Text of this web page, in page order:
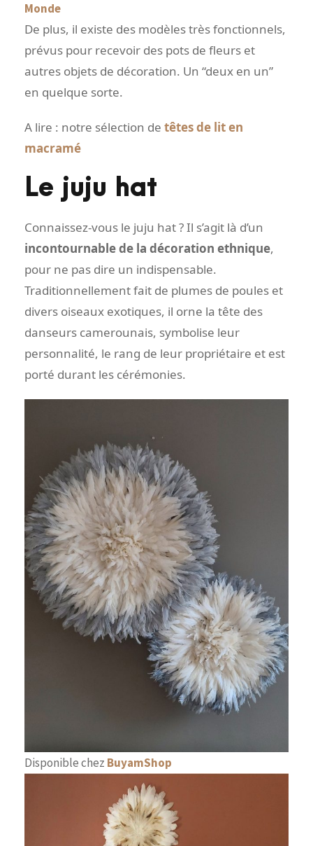
Monde
De plus, il existe des modèles très fonctionnels,
prévus pour recevoir des pots de fleurs et
autres objets de décoration. Un “deux en un”
en quelque sorte.
A lire : notre sélection de têtes de lit en
macramé
Le juju hat
Connaissez-vous le juju hat ? Il s’agit là d’un
incontournable de la décoration ethnique,
pour ne pas dire un indispensable.
Traditionnellement fait de plumes de poules et
divers oiseaux exotiques, il orne la tête des
danseurs camerounais, symbolise leur
personnalité, le rang de leur propriétaire et est
porté durant les cérémonies.
Disponible chez BuyamShop